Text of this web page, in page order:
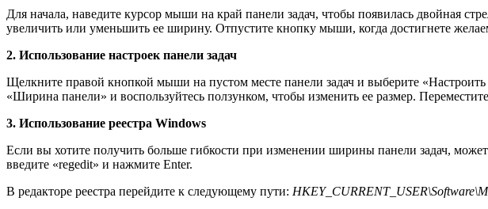
Для начала, наведите курсор мыши на край панели задач, чтобы появилась двойная
увеличить или уменьшить ее ширину. Отпустите кнопку мыши, когда достигнете
2. Использование настроек панели задач
Щелкните правой кнопкой мыши на пустом месте панели задач и выберите
«Ширина панели» и воспользуйтесь ползунком, чтобы изменить ее размер.
3. Использование реестра Windows
Если вы хотите получить больше гибкости при изменении ширины панели задач,
введите «regedit» и нажмите Enter.
В редакторе реестра перейдите к следующему пути: